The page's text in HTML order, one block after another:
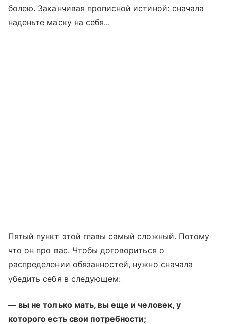
болею. Заканчивая прописной истиной: сначала
наденьте маску на себя...
Пятый пункт этой главы самый сложный. Потому
что он про вас. Чтобы договориться о
распределении обязанностей, нужно сначала
убедить себя в следующем:
— вы не только мать, вы еще и человек, у
которого есть свои потребности;